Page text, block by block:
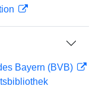
Bayern (BVB)